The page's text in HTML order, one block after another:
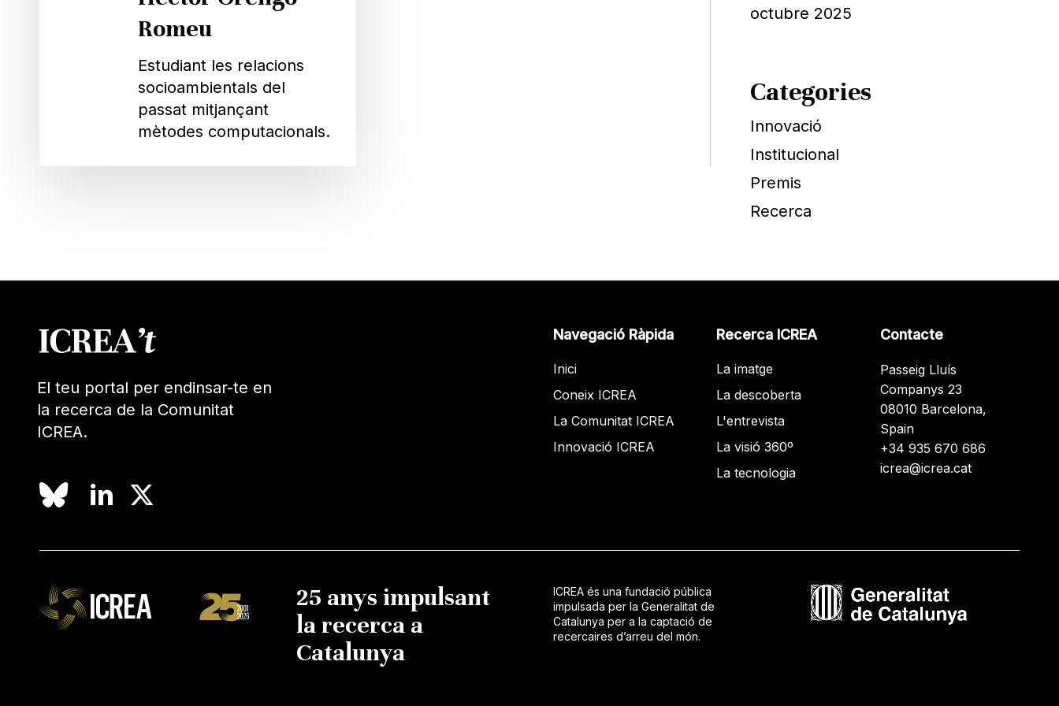
Romeu
Estudiant les relacions
socioambientals del
passat mitjançant
mètodes computacionals.
octubre 2025
Categories
Innovació
Institucional
Premis
Recerca
El teu portal per endinsar-te en
la recerca de la Comunitat
ICREA.
Navegació Ràpida
Inici
Coneix ICREA
La Comunitat ICREA
Innovació ICREA
Recerca ICREA
La imatge
La descoberta
L'entrevista
La visió 360º
La tecnologia
Contacte
Passeig Lluís
Companys 23
08010 Barcelona,
Spain
+34 935 670 686
icrea@icrea.cat
25 anys impulsant
la recerca a
Catalunya
ICREA és una fundació pública
impulsada per la Generalitat de
Catalunya per a la captació de
recercaires d’arreu del món.